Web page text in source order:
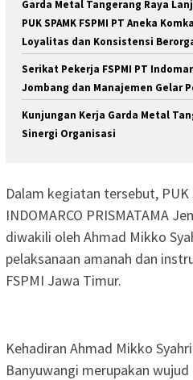
Garda Metal Tangerang Raya
PUK SPAMK FSPMI PT Aneka
Loyalitas dan Konsistensi
Serikat Pekerja FSPMI PT
Jombang dan Manajemen Gelar
Kunjungan Kerja Garda Metal
Sinergi Organisasi
Dalam kegiatan tersebut, PUK
INDOMARCO PRISMATAMA
diwakili oleh Ahmad Mikko
pelaksanaan amanah dan
FSPMI Jawa Timur.
Kehadiran Ahmad Mikko
Banyuwangi merupakan